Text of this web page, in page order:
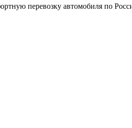
перевозку автомобиля по